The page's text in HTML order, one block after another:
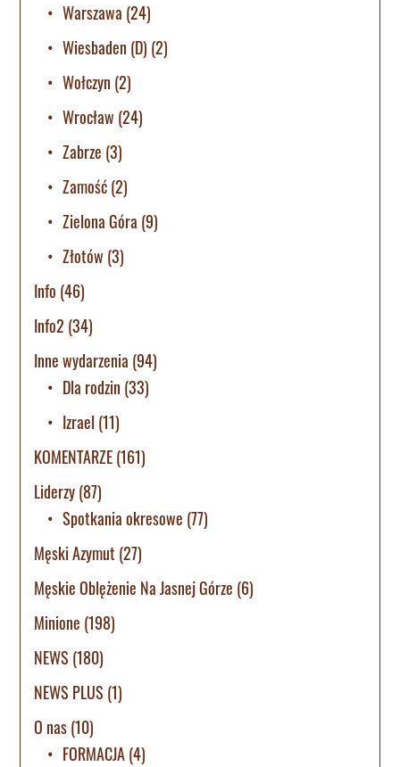
Warszawa (24)
Wiesbaden (D) (2)
Wołczyn (2)
Wrocław (24)
Zabrze (3)
Zamość(2)
Zielona Góra (9)
Złotów (3)
Info (46)
Info2 (34)
Inne wydarzenia (94)
Dla rodzin (33)
Izrael (11)
KOMENTARZE(161)
Liderzy(87)
Spotkania okresowe (77)
Męski Azymut (27)
Męskie Oblężenie Na Jasnej Górze (6)
Minione (198)
NEWS (180)
NEWS PLUS (1)
O nas(10)
FORMACJA(4)